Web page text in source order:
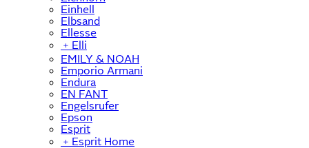
Einhell
Elbsand
Ellesse
﹢ Elli
EMILY & NOAH
Emporio Armani
Endura
EN FANT
Engelsrufer
Epson
Esprit
﹢ Esprit Home